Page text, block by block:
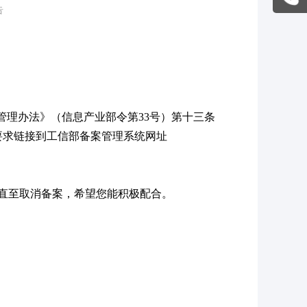
办法》（信息产业部令第33号）第十三条
链接到工信部备案管理系统网址
取消备案，希望您能积极配合。